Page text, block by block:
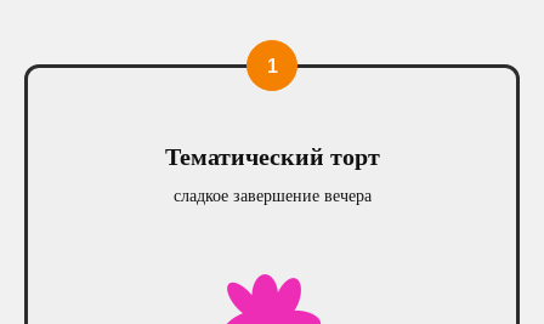
Тематический торт
сладкое завершение вечера
на любой вкус
человек